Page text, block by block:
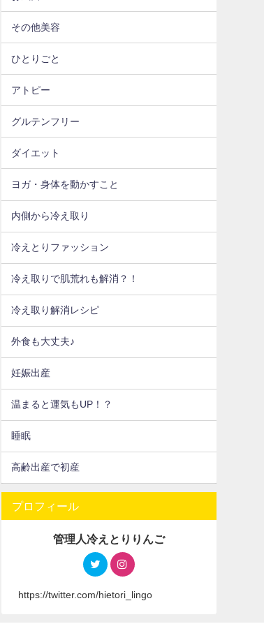
その他美容
ひとりごと
アトピー
グルテンフリー
ダイエット
ヨガ・身体を動かすこと
内側から冷え取り
冷えとりファッション
冷え取りで肌荒れも解消？！
冷え取り解消レシピ
外食も大丈夫♪
妊娠出産
温まると運気もUP！？
睡眠
高齢出産で初産
プロフィール
管理人冷えとりりんご
https://twitter.com/hietori_lingo